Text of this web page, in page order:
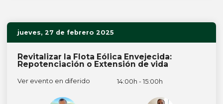
jueves, 27 de febrero 2025
Revitalizar la Flota Eólica Envejecida:
Repotenciación o Extensión de vida
Ver evento en diferido 14:00h - 15:00h